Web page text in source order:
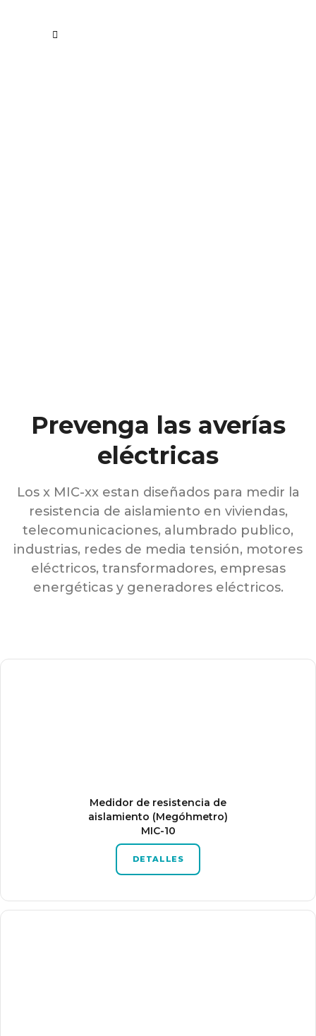
Prevenga las averías
eléctricas
Los x MIC-xx estan diseñados para medir la
resistencia de aislamiento en viviendas,
telecomunicaciones, alumbrado publico,
industrias, redes de media tensión, motores
eléctricos, transformadores, empresas
energéticas y generadores eléctricos.
Medidor de resistencia de
aislamiento (Megóhmetro)
MIC-10
DETALLES